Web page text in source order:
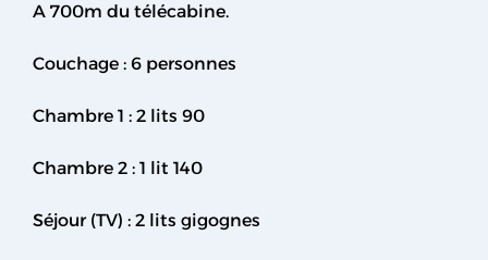
A 700m du télécabine.
Couchage : 6 personnes
Chambre 1 : 2 lits 90
Chambre 2 : 1 lit 140
Séjour (TV) : 2 lits gigognes